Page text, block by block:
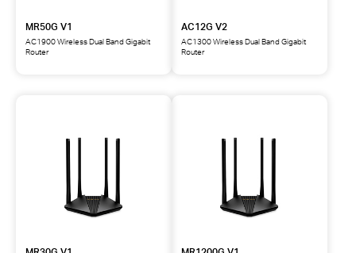
MR50G V1
AC1900 Wireless Dual Band Gigabit
Router
AC12G V2
AC1300 Wireless Dual Band Gigabit
Router